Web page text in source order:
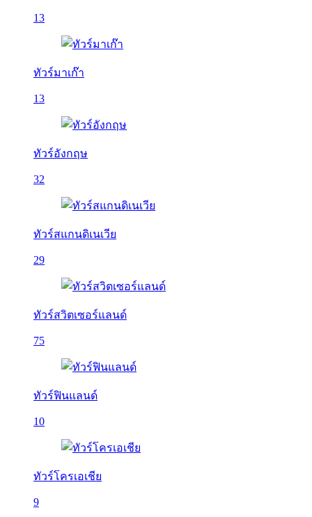
13
ทัวร์มาเก๊า
13
ทัวร์อังกฤษ
32
ทัวร์สแกนดิเนเวีย
29
ทัวร์สวิตเซอร์แลนด์
75
ทัวร์ฟินแลนด์
10
ทัวร์โครเอเชีย
9